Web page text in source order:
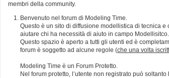
membri della community.
Benvenuto nel forum di Modeling Time.
Questo è un sito di diffusione modellistica di tecnica
aiutare chi ha necessità di aiuto in campo Modellisitco.
Questo spazio è aperto a tutti gli utenti ed è
forum è soggetto ad alcune regole (che una volta
Modeling Time è un Forum Protetto.
Nel forum protetto, l’utente non registrato può